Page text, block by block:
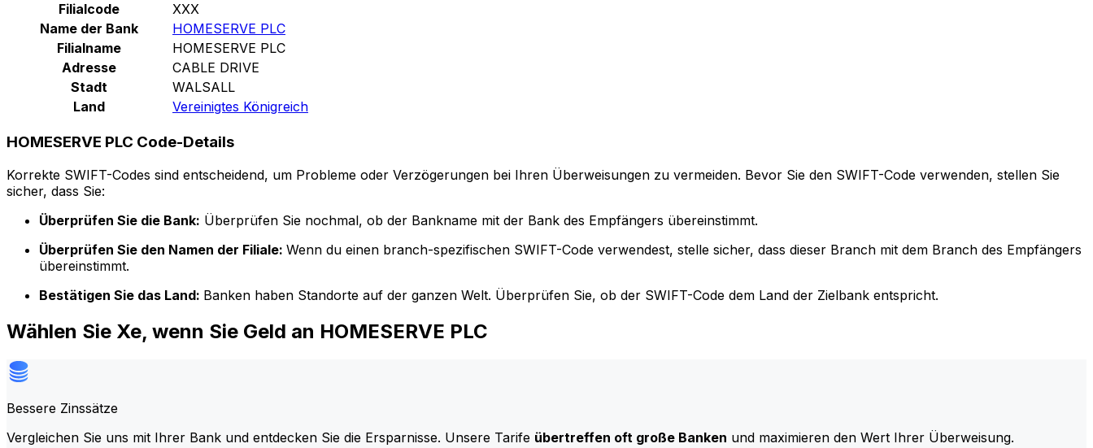
Filialcode
XXX
Name der Bank
HOMESERVE PLC
Filialname
HOMESERVE PLC
Adresse
CABLE DRIVE
Stadt
WALSALL
Land
Vereinigtes Königreich
HOMESERVE PLC Code-Details
Korrekte SWIFT-Codes sind entscheidend, um Probleme oder Verzögerungen bei Ihren Überweisungen zu vermeiden. Bevor Sie den SWIFT-Code verwenden, stellen Sie
sicher, dass Sie:
Überprüfen Sie die Bank: Überprüfen Sie nochmal, ob der Bankname mit der Bank des Empfängers übereinstimmt.
Überprüfen Sie den Namen der Filiale: Wenn du einen branch-spezifischen SWIFT-Code verwendest, stelle sicher, dass dieser Branch mit dem Branch des Empfängers
übereinstimmt.
Bestätigen Sie das Land: Banken haben Standorte auf der ganzen Welt. Überprüfen Sie, ob der SWIFT-Code dem Land der Zielbank entspricht.
Wählen Sie Xe, wenn Sie Geld an HOMESERVE PLC
Bessere Zinssätze
Vergleichen Sie uns mit Ihrer Bank und entdecken Sie die Ersparnisse. Unsere Tarife übertreffen oft große Banken und maximieren den Wert Ihrer Überweisung.